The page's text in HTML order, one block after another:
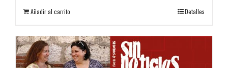
Añadir al carrito Detalles